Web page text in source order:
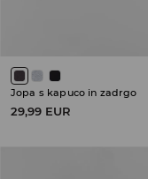
Jopa s kapuco in zadrgo
29,99 EUR